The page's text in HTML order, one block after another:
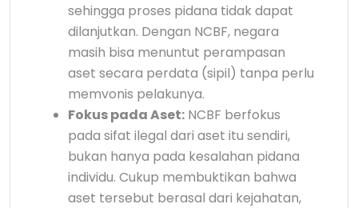
sehingga proses pidana tidak dapat
dilanjutkan. Dengan NCBF, negara
masih bisa menuntut perampasan
aset secara perdata (sipil) tanpa perlu
memvonis pelakunya.
Fokus pada Aset: NCBF berfokus
pada sifat ilegal dari aset itu sendiri,
bukan hanya pada kesalahan pidana
individu. Cukup membuktikan bahwa
aset tersebut berasal dari kejahatan,